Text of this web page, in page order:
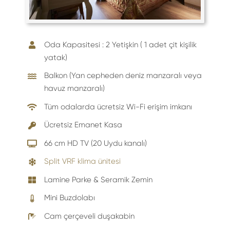
Oda Kapasitesi : 2 Yetişkin ( 1 adet çit kişilik
yatak)
Balkon (Yan cepheden deniz manzaralı veya
havuz manzaralı)
Tüm odalarda ücretsiz Wi-Fi erişim imkanı
Ücretsiz Emanet Kasa
66 cm HD TV (20 Uydu kanalı)
Split VRF klima ünitesi
Lamine Parke & Seramik Zemin
Mini Buzdolabı
Cam çerçeveli duşakabin